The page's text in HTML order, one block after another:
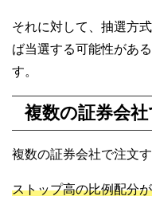
それに対して、抽選方
ば当選する可能性があ
す。
複数の証券会
複数の証券会社で注文
ストップ高の比例配分